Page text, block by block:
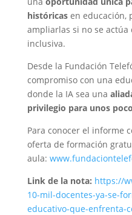
históricasen educación,
ampliarlas si no se actúa
inclusiva.
Desde la Fundación
compromiso con una
donde la IA sea una
privilegio para unos
Para conocer el informe
oferta de formación
aula:
Link de la nota: https://
10-mil-docentes-ya-se-
educativo-que-enfrenta-